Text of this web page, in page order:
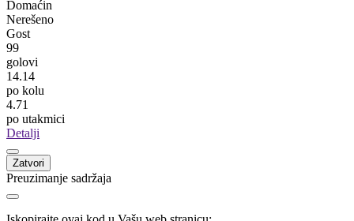
Ognjen Đuričin
Razišli se Leotar i Đuričin
Ljubomir Pejović